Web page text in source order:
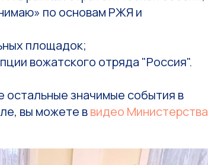
по основам РЖЯ и
площадок;
вожатского отряда "Россия".
значимые события в
вы можете ввидео Министерства